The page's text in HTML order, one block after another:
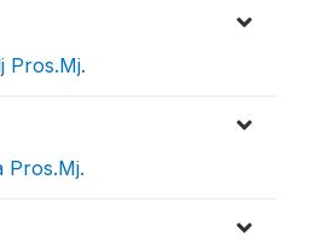
Pros.Mj.
Pros.Mj.